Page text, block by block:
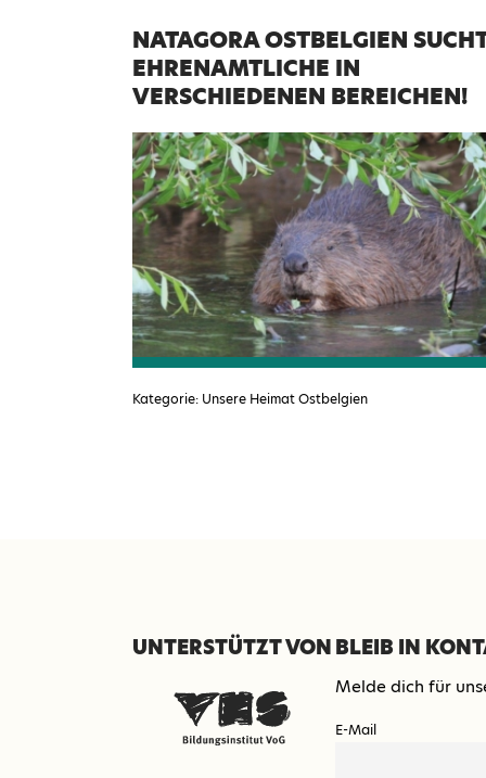
NATAGORA OSTBELGIEN
EHRENAMTLICHE IN
VERSCHIEDENEN BEREICHEN!
Kategorie: Unsere Heimat Ostbelgien
SEITENFUSS
UNTERSTÜTZT VON BLEIB IN
Melde dich für
E-Mail